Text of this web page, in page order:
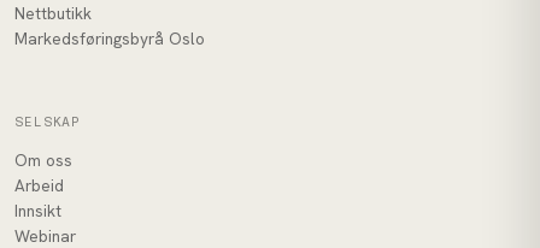
Nettbutikk
Markedsføringsbyrå Oslo
SELSKAP
Om oss
Arbeid
Innsikt
Webinar